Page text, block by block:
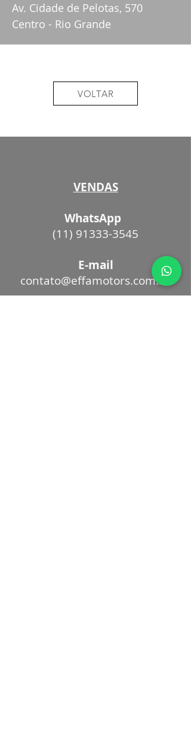
Av. Cidade de Pelotas, 570
Centro - Rio Grande
VOLTAR
VENDAS
WhatsApp
(11) 91333-3545
E-mail
contato@effamotors.com.br